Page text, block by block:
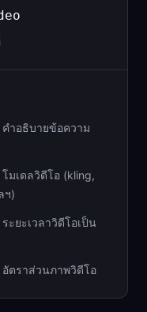
คำอธิบายข้อความ
โมเดลวิดีโอ (kling,
ฯ)
ระยะเวลาวิดีโอเป็น
อัตราส่วนภาพวิดีโอ